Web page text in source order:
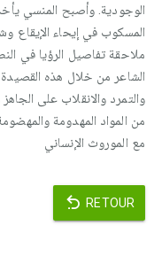
الوجودية. وأصبح المنسي
المسكوب في إيحاء الإيقاع
ملاحقة تفاصيل الرؤيا في
الشاعر من خلال هذه
والتمرد والانقلاب على
من المواد المهدومة
مع الموروث الإنساني
RETOUR